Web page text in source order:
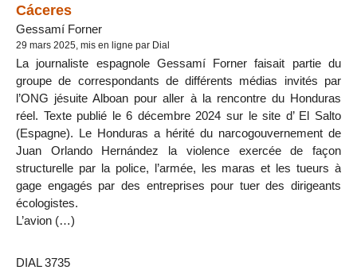
Cáceres
Gessamí Forner
29 mars 2025, mis en ligne par Dial
La journaliste espagnole Gessamí Forner faisait partie du
groupe de correspondants de différents médias invités par
l’ONG jésuite Alboan pour aller à la rencontre du Honduras
réel. Texte publié le 6 décembre 2024 sur le site d’ El Salto
(Espagne). Le Honduras a hérité du narcogouvernement de
Juan Orlando Hernández la violence exercée de façon
structurelle par la police, l’armée, les maras et les tueurs à
gage engagés par des entreprises pour tuer des dirigeants
écologistes.
L’avion (…)
DIAL 3735